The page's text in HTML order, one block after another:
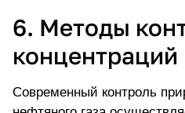
6. Методы
концентраций
Современный контроль